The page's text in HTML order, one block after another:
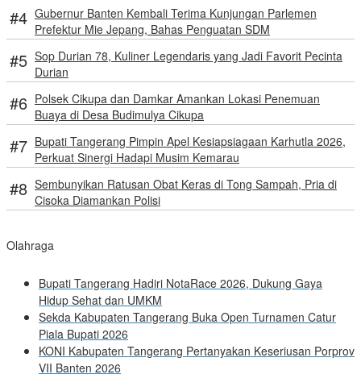
Gubernur Banten Kembali Terima Kunjungan Parlemen
Prefektur Mie Jepang, Bahas Penguatan SDM
Sop Durian 78, Kuliner Legendaris yang Jadi Favorit Pecinta
Durian
Polsek Cikupa dan Damkar Amankan Lokasi Penemuan
Buaya di Desa Budimulya Cikupa
Bupati Tangerang Pimpin Apel Kesiapsiagaan Karhutla 2026,
Perkuat Sinergi Hadapi Musim Kemarau
Sembunyikan Ratusan Obat Keras di Tong Sampah, Pria di
Cisoka Diamankan Polisi
Olahraga
Bupati Tangerang Hadiri NotaRace 2026, Dukung Gaya
Hidup Sehat dan UMKM
Sekda Kabupaten Tangerang Buka Open Turnamen Catur
Piala Bupati 2026
KONI Kabupaten Tangerang Pertanyakan Keseriusan Porprov
VII Banten 2026